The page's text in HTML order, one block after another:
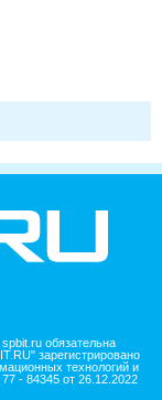
обязательна
зарегистрировано
технологий и
- 84345 от 26.12.2022